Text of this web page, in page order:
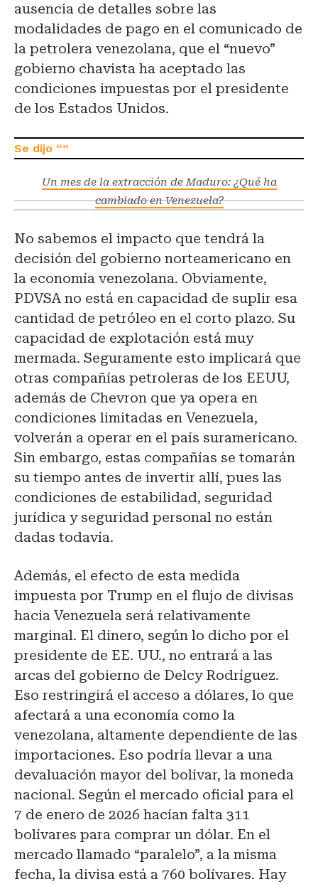
ausencia de detalles sobre las
modalidades de pago en el comunicado de
la petrolera venezolana, que el “nuevo”
gobierno chavista ha aceptado las
condiciones impuestas por el presidente
de los Estados Unidos.
Un mes de la extracción de Maduro: ¿Qué ha
cambiado en Venezuela?
No sabemos el impacto que tendrá la
decisión del gobierno norteamericano en
la economía venezolana. Obviamente,
PDVSA no está en capacidad de suplir esa
cantidad de petróleo en el corto plazo. Su
capacidad de explotación está muy
mermada. Seguramente esto implicará que
otras compañías petroleras de los EEUU,
además de Chevron que ya opera en
condiciones limitadas en Venezuela,
volverán a operar en el país suramericano.
Sin embargo, estas compañías se tomarán
su tiempo antes de invertir allí, pues las
condiciones de estabilidad, seguridad
jurídica y seguridad personal no están
dadas todavía.
Además, el efecto de esta medida
impuesta por Trump en el flujo de divisas
hacia Venezuela será relativamente
marginal. El dinero, según lo dicho por el
presidente de EE. UU., no entrará a las
arcas del gobierno de Delcy Rodríguez.
Eso restringirá el acceso a dólares, lo que
afectará a una economía como la
venezolana, altamente dependiente de las
importaciones. Eso podría llevar a una
devaluación mayor del bolívar, la moneda
nacional. Según el mercado oficial para el
7 de enero de 2026 hacían falta 311
bolívares para comprar un dólar. En el
mercado llamado “paralelo”, a la misma
fecha, la divisa está a 760 bolívares. Hay